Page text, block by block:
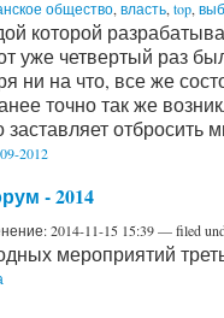
общество, власть, top,
которой
четвертый раз
ни на что, все же
точно так же
отбросить
2012
- 2014
2014-11-15 15:39— filed
мероприятий